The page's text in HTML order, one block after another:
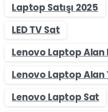
Laptop Satışı 2025
LED TV Sat
Lenovo Laptop Alan
Lenovo Laptop Alan
Lenovo Laptop Sat